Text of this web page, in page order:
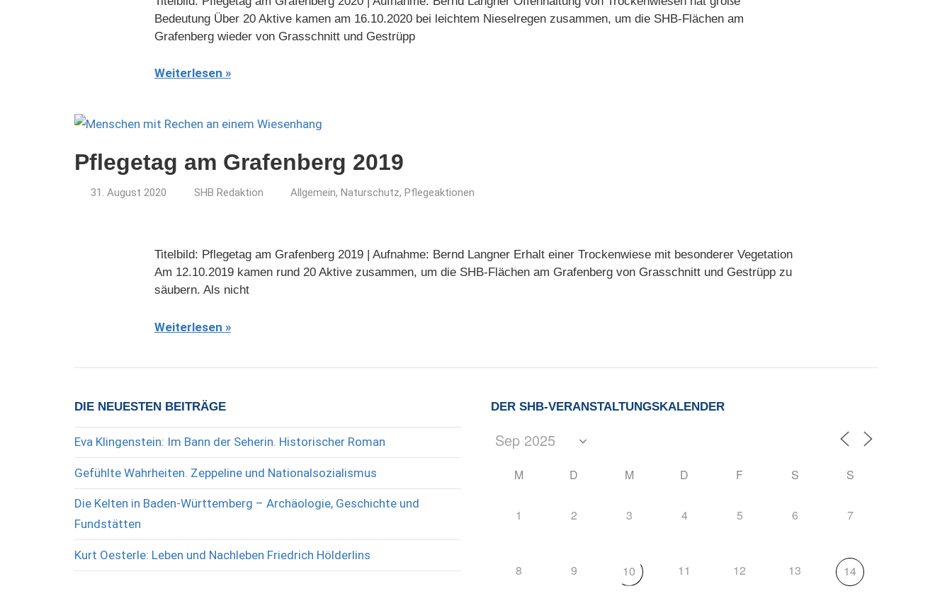
Bedeutung Über 20 Aktive kamen am 16.10.2020 bei leichtem Nieselregen zusammen, um die SHB-Flächen am
Grafenberg wieder von Grasschnitt und Gestrüpp
Weiterlesen
Pflegetag am Grafenberg 2019
31. August 2020 SHB Redaktion Allgemein, Naturschutz, Pflegeaktionen
Titelbild: Pflegetag am Grafenberg 2019 | Aufnahme: Bernd Langner Erhalt einer Trockenwiese mit besonderer Vegetation
Am 12.10.2019 kamen rund 20 Aktive zusammen, um die SHB-Flächen am Grafenberg von Grasschnitt und Gestrüpp zu
säubern. Als nicht
Weiterlesen
DIE NEUESTEN BEITRÄGE
Eva Klingenstein: Im Bann der Seherin. Historischer Roman
Gefühlte Wahrheiten. Zeppeline und Nationalsozialismus
Die Kelten in Baden-Württemberg – Archäologie, Geschichte und
Fundstätten
Kurt Oesterle: Leben und Nachleben Friedrich Hölderlins
DER SHB-VERANSTALTUNGSKALENDER
M D M D F S S
1 2 3 4 5 6 7
8 9 10 11 12 13 14